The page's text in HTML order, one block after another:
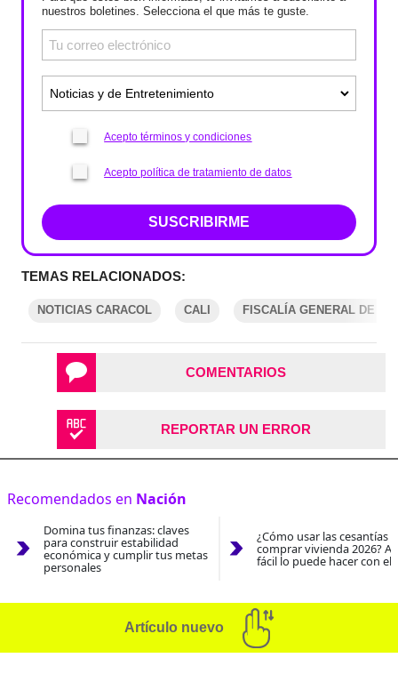
nuestros boletines. Selecciona el que más te guste.
Acepto términos y condiciones
Acepto política de tratamiento de datos
SUSCRIBIRME
TEMAS RELACIONADOS:
NOTICIAS CARACOL CALI FISCALÍA GENERAL DE LA
COMENTARIOS
REPORTAR UN ERROR
Recomendados en Nación
Domina tus finanzas: claves
para construir estabilidad
económica y cumplir tus metas
personales
¿Cómo usar las cesantías
comprar vivienda 2026?
fácil lo puede hacer con el
Artículo nuevo